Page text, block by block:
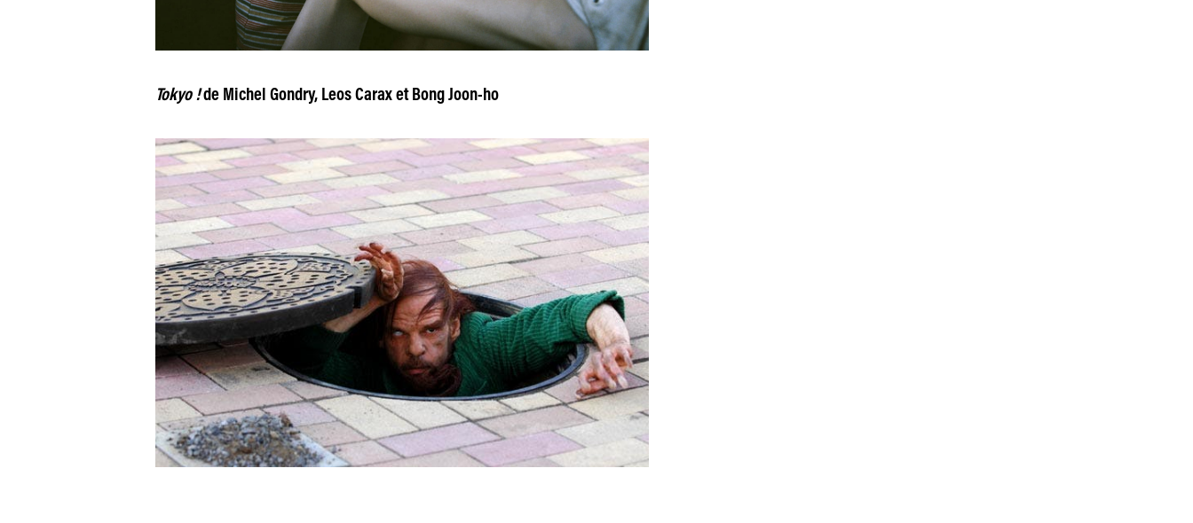
Tokyo !de Michel Gondry, Leos Carax et Bong Joon-ho